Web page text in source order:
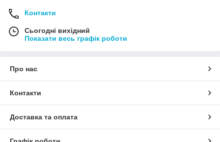
Контакти
Сьогодні вихідний
Показати весь графік роботи
Про нас
Контакти
Доставка та оплата